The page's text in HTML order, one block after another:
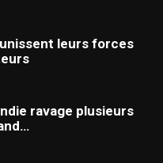
leurs forces
ravage plusieurs